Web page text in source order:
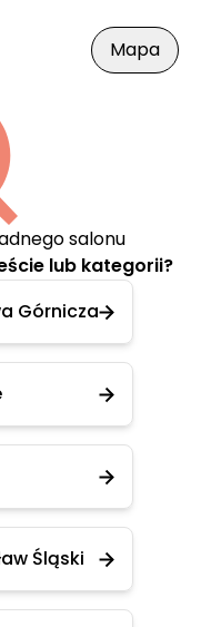
Mapa
salonu
lub kategorii?
Górnicza
Śląski